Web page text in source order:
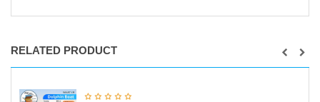
RELATED PRODUCT